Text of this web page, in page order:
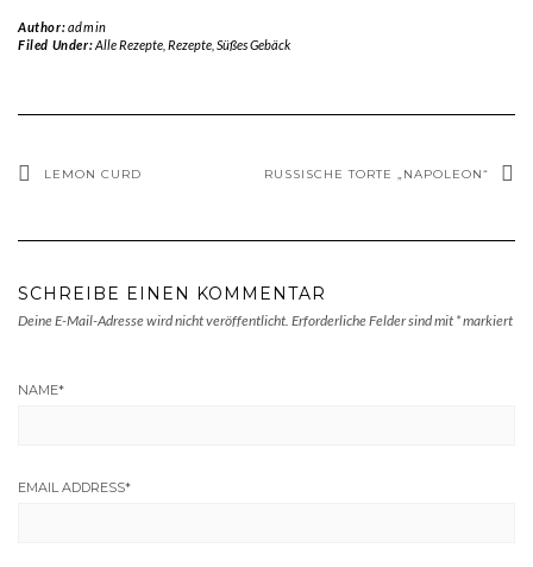
Author:admin
Filed Under:Alle Rezepte, Rezepte, Süßes Gebäck
LEMON CURD RUSSISCHE TORTE „NAPOLEON“
SCHREIBE EINEN KOMMENTAR
Deine E-Mail-Adresse wird nicht veröffentlicht. Erforderliche Felder sind mit *markiert
NAME*
EMAIL ADDRESS*